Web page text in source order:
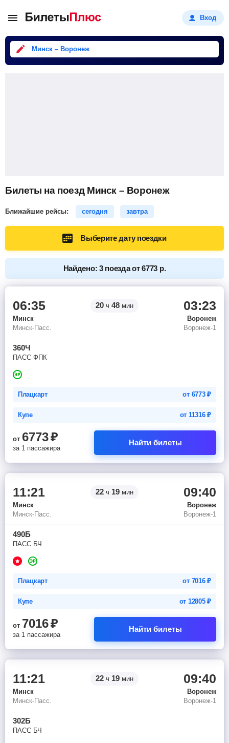
Вход
Минск – Воронеж
Билеты на поезд Минск – Воронеж
Ближайшие рейсы: сегодня завтра
Выберите дату поездки
Найдено: 3 поезда от 6773 р.
06:35 20 ч 48 мин 03:23
Минск
Воронеж
Минск-Пасс.
Воронеж-1
360Ч
ПАСС ФПК
Плацкарт от 6773₽
Купе от 11316₽
от 6773₽
за 1 пассажира
Найти билеты
11:21 22 ч 19 мин 09:40
Минск
Воронеж
Минск-Пасс.
Воронеж-1
490Б
ПАСС БЧ
Плацкарт от 7016₽
Купе от 12805₽
от 7016₽
за 1 пассажира
Найти билеты
11:21 22 ч 19 мин 09:40
Минск
Воронеж
Минск-Пасс.
Воронеж-1
302Б
ПАСС БЧ